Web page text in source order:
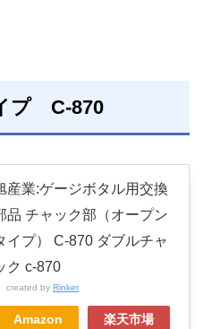
プ C-870
産業:ゲージボタル用交換
品 チャック部（オープン
イプ） C-870 ダブルチャ
ク c-870
created by Rinker
Amazon 楽天市場